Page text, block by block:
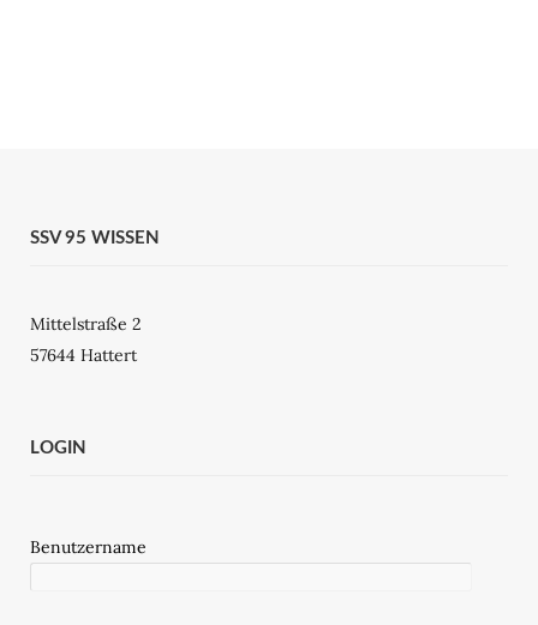
SSV 95 WISSEN
Mittelstraße 2
57644 Hattert
LOGIN
Benutzername